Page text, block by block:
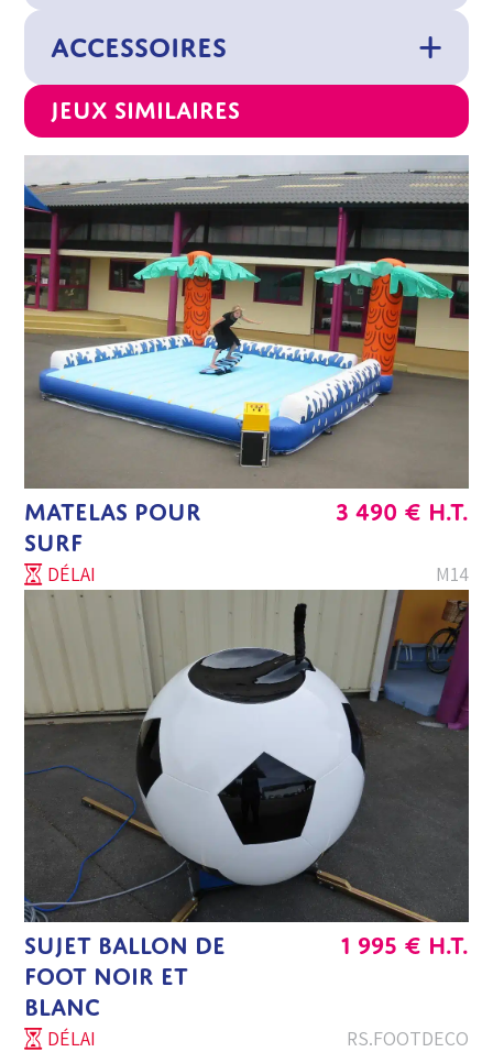
ACCESSOIRES
Jeux similaires
MATELAS POUR
SURF
3 490 € H.T.
DÉLAI M14
SUJET BALLON DE
FOOT NOIR ET
BLANC
1 995 € H.T.
DÉLAI RS.FOOTDECO